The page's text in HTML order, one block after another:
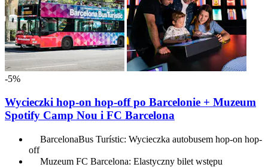
-5%
Wycieczki hop-on hop-off po Barcelonie + Muzeum
Spotify Camp Nou i FC Barcelona
BarcelonaBus Turístic: Wycieczka autobusem hop-on hop-
off
Muzeum FC Barcelona: Elastyczny bilet wstępu